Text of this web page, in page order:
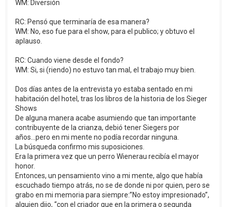
WM: Diversión
RC: Pensó que terminaría de esa manera?
WM: No, eso fue para el show, para el publico; y obtuvo el
aplauso.
RC: Cuando viene desde el fondo?
WM: Si, si (riendo) no estuvo tan mal, el trabajo muy bien.
Dos días antes de la entrevista yo estaba sentado en mi
habitación del hotel, tras los libros de la historia de los Sieger
Shows
De alguna manera acabe asumiendo que tan importante
contribuyente de la crianza, debió tener Siegers por
años...pero en mi mente no podía recordar ninguna.
La búsqueda confirmo mis suposiciones.
Era la primera vez que un perro Wienerau recibía el mayor
honor.
Entonces, un pensamiento vino a mi mente, algo que había
escuchado tiempo atrás, no se de donde ni por quien, pero se
grabo en mi memoria para siempre:”No estoy impresionado”,
alguien dijo, “con el criador que en la primera o segunda